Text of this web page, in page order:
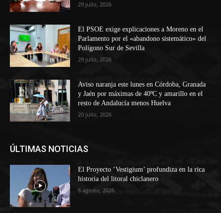
29 julio, 2026
El PSOE exige explicaciones a Moreno en el
Parlamento por el «abandono sistemático» del
Polígono Sur de Sevilla
29 julio, 2026
Aviso naranja este lunes en Córdoba, Granada
y Jaén por máximas de 40ºC y amarillo en el
resto de Andalucía menos Huelva
20 julio, 2026
ÚLTIMAS NOTICIAS
El Proyecto ‘Vestigium’ profundiza en la rica
historia del litoral chiclanero
6 agosto, 2026